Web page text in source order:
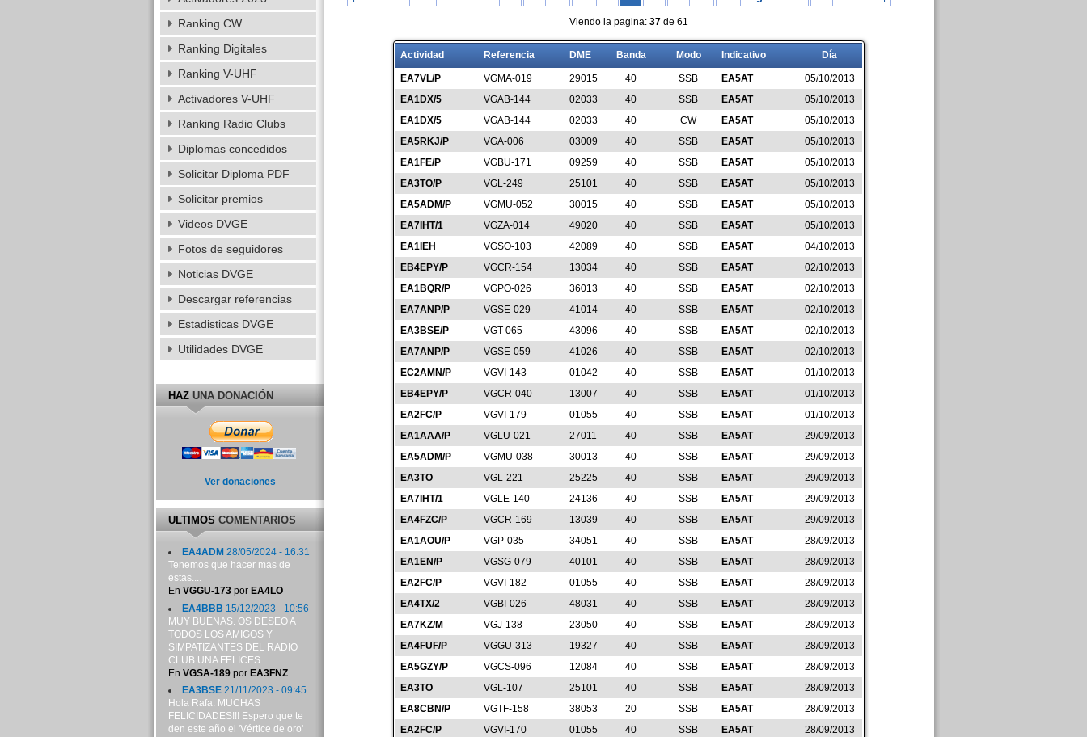
Viendo la pagina: 37 de 61
Actividad Referencia DME Banda Modo Indicativo Día
EA7VL/P VGMA-019 29015 40 SSB EA5AT
05/10/2013
EA1DX/5
VGAB-144 02033 40 SSB EA5AT
05/10/2013
EA1DX/5
VGAB-144 02033 40 CW EA5AT
05/10/2013
EA5RKJ/P
VGA-006 03009 40 SSB EA5AT
05/10/2013
EA1FE/P
VGBU-171 09259 40 SSB EA5AT
05/10/2013
EA3TO/P
VGL-249 25101 40 SSB EA5AT
05/10/2013
EA5ADM/P
VGMU-052 30015 40 SSB EA5AT
05/10/2013
EA7IHT/1
VGZA-014 49020 40 SSB EA5AT
05/10/2013
EA1IEH
VGSO-103 42089 40 SSB EA5AT
04/10/2013
EB4EPY/P
VGCR-154 13034 40 SSB EA5AT
02/10/2013
EA1BQR/P
VGPO-026 36013 40 SSB EA5AT
02/10/2013
EA7ANP/P
VGSE-029 41014 40 SSB EA5AT
02/10/2013
EA3BSE/P
VGT-065 43096 40 SSB EA5AT
02/10/2013
EA7ANP/P
VGSE-059 41026 40 SSB EA5AT
02/10/2013
EC2AMN/P
VGVI-143 01042 40 SSB EA5AT
01/10/2013
EB4EPY/P
VGCR-040 13007 40 SSB EA5AT
01/10/2013
EA2FC/P
VGVI-179 01055 40 SSB EA5AT
01/10/2013
EA1AAA/P
VGLU-021 27011 40 SSB EA5AT
29/09/2013
EA5ADM/P
VGMU-038 30013 40 SSB EA5AT
29/09/2013
EA3TO
VGL-221 25225 40 SSB EA5AT
29/09/2013
EA7IHT/1
VGLE-140 24136 40 SSB EA5AT
29/09/2013
EA4FZC/P
VGCR-169 13039 40 SSB EA5AT
29/09/2013
EA1AOU/P
VGP-035 34051 40 SSB EA5AT
28/09/2013
EA1EN/P
VGSG-079 40101 40 SSB EA5AT
28/09/2013
EA2FC/P
VGVI-182 01055 40 SSB EA5AT
28/09/2013
EA4TX/2
VGBI-026 48031 40 SSB EA5AT
28/09/2013
EA7KZ/M
VGJ-138 23050 40 SSB EA5AT
28/09/2013
EA4FUF/P
VGGU-313 19327 40 SSB EA5AT
28/09/2013
EA5GZY/P
VGCS-096 12084 40 SSB EA5AT
28/09/2013
EA3TO
VGL-107 25101 40 SSB EA5AT
28/09/2013
EA8CBN/P
VGTF-158 38053 20 SSB EA5AT
28/09/2013
EA2FC/P
VGVI-170 01055 40 SSB EA5AT
28/09/2013
Ranking CW
Ranking Digitales
Ranking V-UHF
Activadores V-UHF
Ranking Radio Clubs
Diplomas concedidos
Solicitar Diploma PDF
Solicitar premios
Videos DVGE
Fotos de seguidores
Noticias DVGE
Descargar referencias
Estadisticas DVGE
Utilidades DVGE
HAZUNA DONACIÓN
Ver donaciones
ULTIMOSCOMENTARIOS
EA4ADM 28/05/2024 - 16:31
Tenemos que hacer mas de
estas....
En VGGU-173por EA4LO
EA4BBB 15/12/2023 - 10:56
MUY BUENAS. OS DESEO A
TODOS LOS AMIGOS Y
SIMPATIZANTES DEL RADIO
CLUB UNA FELICES...
En VGSA-189por EA3FNZ
EA3BSE21/11/2023 - 09:45
Hola Rafa. MUCHAS
FELICIDADES!!! Espero que te
den este año el 'Vértice de oro'